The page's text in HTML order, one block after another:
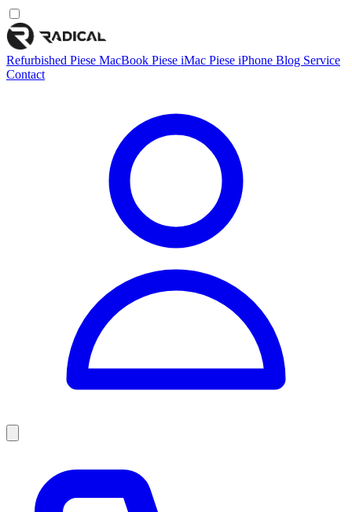
Refurbished Piese MacBook Piese iMac Piese iPhone Blog Service
Contact